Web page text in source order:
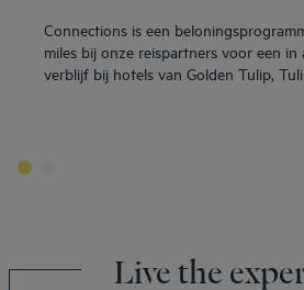
Connections is een
miles bij onze reispartners voor een in
verblijf bij hotels van Golden Tulip,
Live the